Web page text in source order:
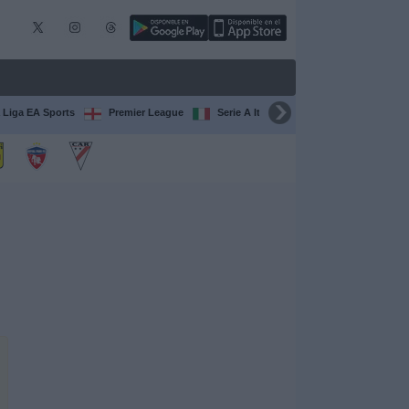
Liga EA Sports Premier League Serie A Italiana